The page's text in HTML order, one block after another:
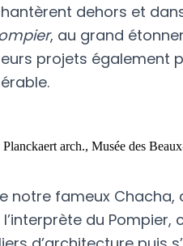
dehors et
, au grand
projets également
Planckaert arch., Musée des
notre fameux Chacha,
du